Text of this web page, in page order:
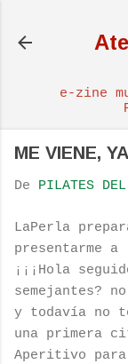
e-zine
ME VIENE,
De PILATES
LaPerla
presentarme
¡¡¡Hola
semejantes?
y todavía no
una primera
Aperitivo para